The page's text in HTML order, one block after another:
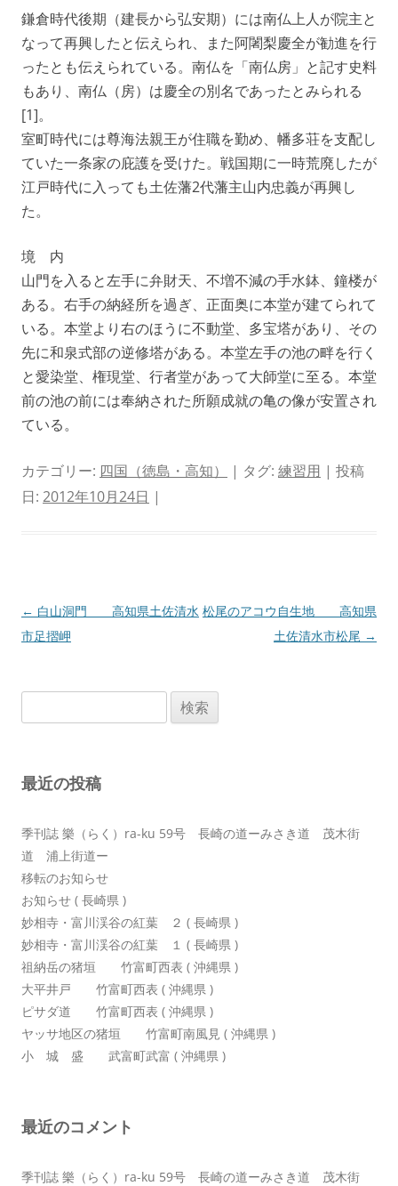
鎌倉時代後期（建長から弘安期）には南仏上人が院主と
なって再興したと伝えられ、また阿闍梨慶全が勧進を行
ったとも伝えられている。南仏を「南仏房」と記す史料
もあり、南仏（房）は慶全の別名であったとみられる
[1]。
室町時代には尊海法親王が住職を勤め、幡多荘を支配し
ていた一条家の庇護を受けた。戦国期に一時荒廃したが
江戸時代に入っても土佐藩2代藩主山内忠義が再興し
た。
境 内
山門を入ると左手に弁財天、不増不減の手水鉢、鐘楼が
ある。右手の納経所を過ぎ、正面奥に本堂が建てられて
いる。本堂より右のほうに不動堂、多宝塔があり、その
先に和泉式部の逆修塔がある。本堂左手の池の畔を行く
と愛染堂、権現堂、行者堂があって大師堂に至る。本堂
前の池の前には奉納された所願成就の亀の像が安置され
ている。
カテゴリー: 四国（徳島・高知） | タグ: 練習用 | 投稿
日: 2012年10月24日 |
投
稿
ョ
← 白山洞門 高知県土佐清水
市足摺岬
松尾のアコウ自生地 高知県
土佐清水市松尾 →
索:
最近の投稿
季刊誌 樂（らく）ra-ku 59号 長崎の道ーみさき道 茂木街
道 浦上街道ー
移転のお知らせ
お知らせ ( 長崎県 )
妙相寺・富川渓谷の紅葉 ２ ( 長崎県 )
妙相寺・富川渓谷の紅葉 １ ( 長崎県 )
祖納岳の猪垣 竹富町西表 ( 沖縄県 )
大平井戸 竹富町西表 ( 沖縄県 )
ピサダ道 竹富町西表 ( 沖縄県 )
ヤッサ地区の猪垣 竹富町南風見 ( 沖縄県 )
小 城 盛 武富町武富 ( 沖縄県 )
最近のコメント
季刊誌 樂（らく）ra-ku 59号 長崎の道ーみさき道 茂木街